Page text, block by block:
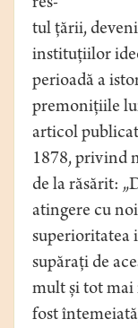
res-
tul țării,
instituțiilor
perioadă a
premonițiile
articol
1878, privind
de la răsărit:
atingere cu
superioritatea
supărați de
mult și tot mai
fost